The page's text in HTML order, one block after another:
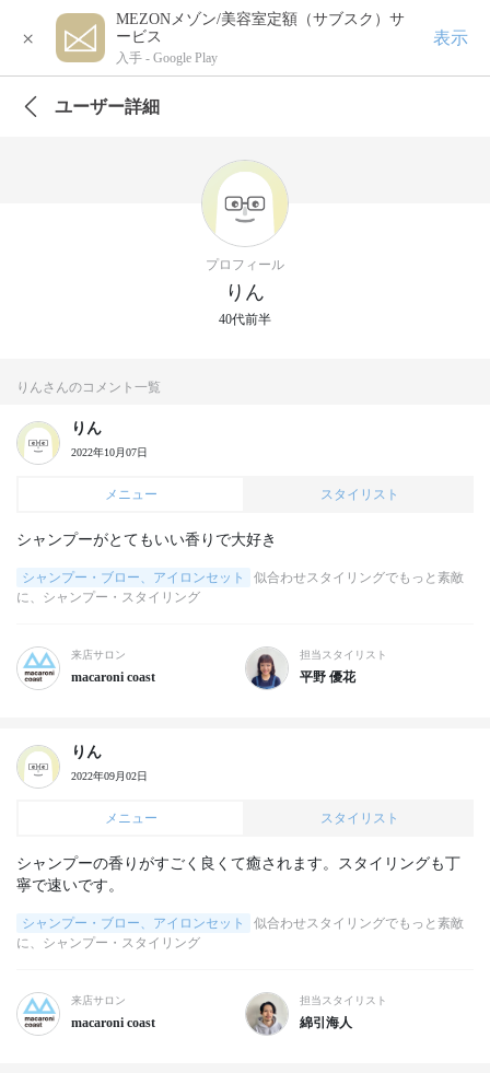
×
MEZONメゾン/美容室定額（サブスク）サ
ービス
入手 - Google Play
表示
ユーザー詳細
プロフィール
りん
40代前半
りんさんのコメント一覧
りん
2022年10月07日
メニュー スタイリスト
シャンプーがとてもいい香りで大好き
シャンプー・ブロー、アイロンセット
似合わせスタイリングでもっと素敵
に、シャンプー・スタイリング
来店サロン
macaroni coast
担当スタイリスト
平野 優花
りん
2022年09月02日
メニュー スタイリスト
シャンプーの香りがすごく良くて癒されます。スタイリングも丁
寧で速いです。
シャンプー・ブロー、アイロンセット
似合わせスタイリングでもっと素敵
に、シャンプー・スタイリング
来店サロン
macaroni coast
担当スタイリスト
綿引海人